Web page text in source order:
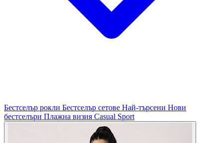
Бестселър рокли Бестселър сетове Най-търсени Нови
бестселъри Плажна визия Casual Sport